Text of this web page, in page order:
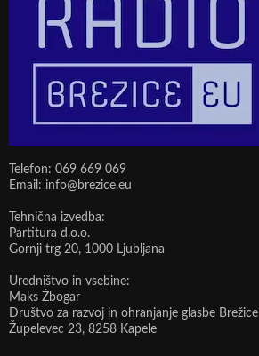
Telefon: 069 669 069
Email: info@brezice.eu
Tehnična izvedba:
Partitura d.o.o.
Gornji trg 20, 1000 Ljubljana
Uredništvo in vsebine:
Maks Žbogar
Društvo za razvoj in ohranjanje glasbe Brežice
Župelevec 23, 8258 Kapele